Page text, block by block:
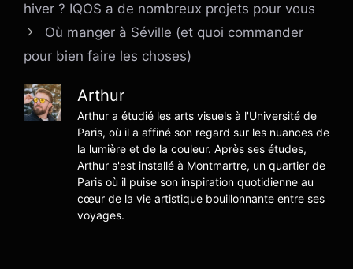
hiver ? IQOS a de nombreux projets pour vous
Où manger à Séville (et quoi commander
pour bien faire les choses)
Arthur
Arthur a étudié les arts visuels à l'Université de
Paris, où il a affiné son regard sur les nuances de
la lumière et de la couleur. Après ses études,
Arthur s'est installé à Montmartre, un quartier de
Paris où il puise son inspiration quotidienne au
cœur de la vie artistique bouillonnante entre ses
voyages.